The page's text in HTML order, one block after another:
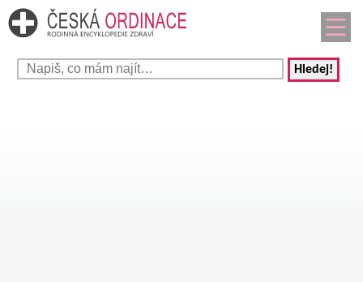
Hledej!